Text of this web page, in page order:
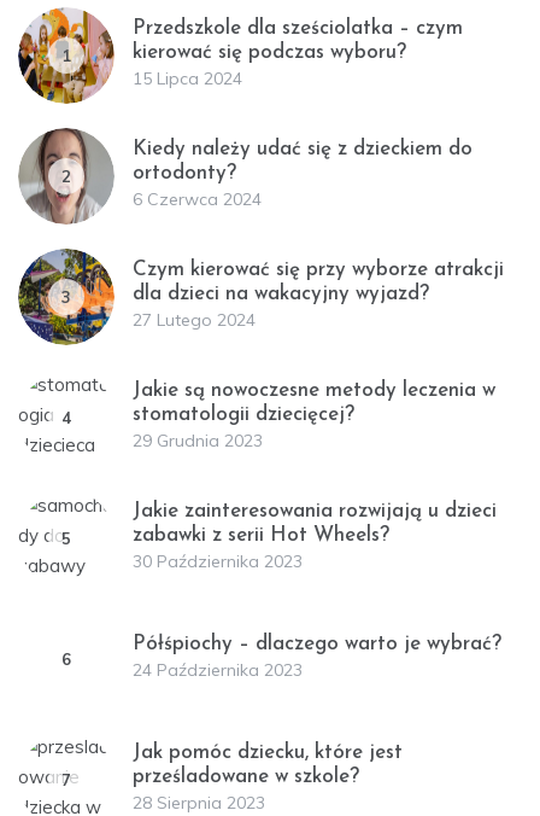
1
Przedszkole dla sześciolatka – czym
kierować się podczas wyboru?
15 Lipca 2024
2
Kiedy należy udać się z dzieckiem do
ortodonty?
6 Czerwca 2024
3
Czym kierować się przy wyborze atrakcji
dla dzieci na wakacyjny wyjazd?
27 Lutego 2024
4
Jakie są nowoczesne metody leczenia w
stomatologii dziecięcej?
29 Grudnia 2023
5
Jakie zainteresowania rozwijają u dzieci
zabawki z serii Hot Wheels?
30 Października 2023
6
Półśpiochy – dlaczego warto je wybrać?
24 Października 2023
7
Jak pomóc dziecku, które jest
prześladowane w szkole?
28 Sierpnia 2023